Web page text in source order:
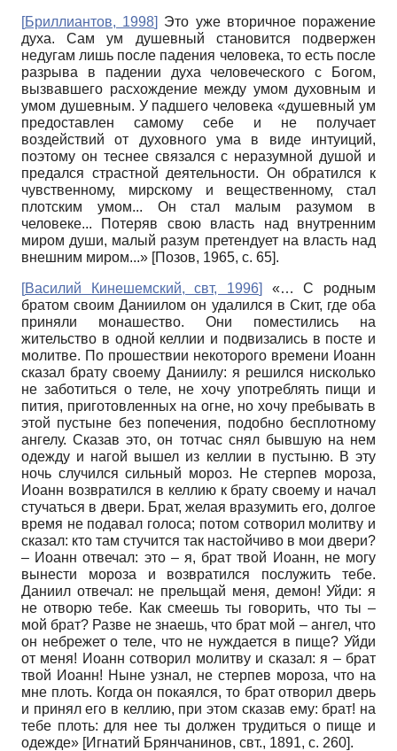
[Бриллиантов, 1998] Это уже вторичное поражение
духа. Сам ум душевный становится подвержен
недугам лишь после падения человека, то есть после
разрыва в падении духа человеческого с Богом,
вызвавшего расхождение между умом духовным и
умом душевным. У падшего человека «душевный ум
предоставлен самому себе и не получает
воздействий от духовного ума в виде интуиций,
поэтому он теснее связался с неразумной душой и
предался страстной деятельности. Он обратился к
чувственному, мирскому и вещественному, стал
плотским умом... Он стал малым разумом в
человеке... Потеряв свою власть над внутренним
миром души, малый разум претендует на власть над
внешним миром...» [Позов, 1965, с. 65].
[Василий Кинешемский, свт, 1996]
«… С родным
братом своим Даниилом он удалился в Скит, где оба
приняли монашество. Они поместились на
жительство в одной келлии и подвизались в посте и
молитве. По прошествии некоторого времени Иоанн
сказал брату своему Даниилу: я решился нисколько
не заботиться о теле, не хочу употреблять пищи и
пития, приготовленных на огне, но хочу пребывать в
этой пустыне без попечения, подобно бесплотному
ангелу. Сказав это, он тотчас снял бывшую на нем
одежду и нагой вышел из келлии в пустыню. В эту
ночь случился сильный мороз. Не стерпев мороза,
Иоанн возвратился в келлию к брату своему и начал
стучаться в двери. Брат, желая вразумить его, долгое
время не подавал голоса; потом сотворил молитву и
сказал: кто там стучится так настойчиво в мои двери?
– Иоанн отвечал: это – я, брат твой Иоанн, не могу
вынести мороза и возвратился послужить тебе.
Даниил отвечал: не прельщай меня, демон! Уйди: я
не отворю тебе. Как смеешь ты говорить, что ты –
мой брат? Разве не знаешь, что брат мой – ангел, что
он небрежет о теле, что не нуждается в пище? Уйди
от меня! Иоанн сотворил молитву и сказал: я – брат
твой Иоанн! Ныне узнал, не стерпев мороза, что на
мне плоть. Когда он покаялся, то брат отворил дверь
и принял его в келлию, при этом сказав ему: брат! на
тебе плоть: для нее ты должен трудиться о пище и
одежде» [Игнатий Брянчанинов, свт., 1891, с. 260].